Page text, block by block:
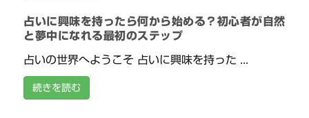
占いに興味を持ったら何から始める？初心者が自然
と夢中になれる最初のステップ
占いの世界へようこそ 占いに興味を持った ...
続きを読む